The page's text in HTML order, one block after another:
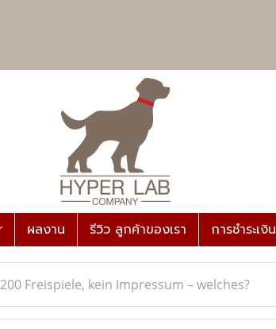
ผลงาน รีวิว ลูกค้าของเรา การชำระเงิน
200 Freispiele, kein Impressum – welches?